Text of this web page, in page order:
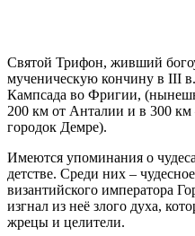
Святой Трифон, живший
мученическую кончину в III
Кампсада во Фригии,
200 км от Анталии и в 300
городок Демре).
Имеются упоминания о
детстве. Среди них –
византийского императора
изгнал из неё злого духа,
жрецы и целители.